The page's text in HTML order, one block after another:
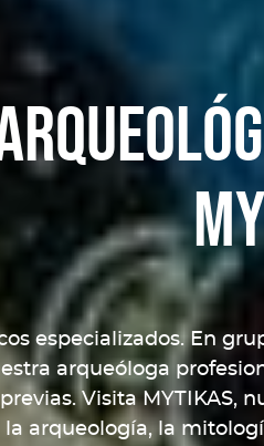
especializados. En
arqueóloga
Visita MYTIKAS,
arqueología, la